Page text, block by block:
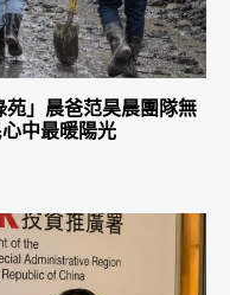
苑」晨爸范昊晨團隊無
中最暖陽光